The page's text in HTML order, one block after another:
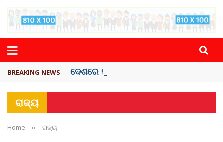
BREAKING NEWS ଦେଶରେ ପ୍ଲାଷ୍ଟିକ୍ ନୋଟ୍‌ ପ୍ରଚଳନ ...
ରାଜ୍ୟ
Home ›› ରାଜ୍ୟ